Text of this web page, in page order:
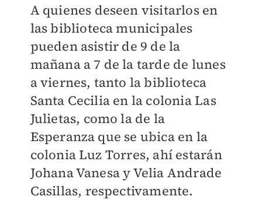
A quienes deseen visitarlos en
las biblioteca municipales
pueden asistir de 9 de la
mañana a 7 de la tarde de lunes
a viernes, tanto la biblioteca
Santa Cecilia en la colonia Las
Julietas, como la de la
Esperanza que se ubica en la
colonia Luz Torres, ahí estarán
Johana Vanesa y Velia Andrade
Casillas, respectivamente.